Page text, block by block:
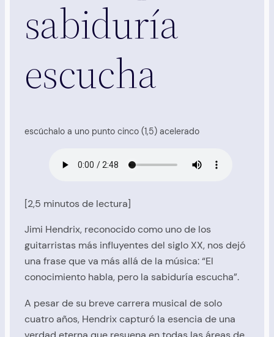
sabiduría
escucha
escúchalo a uno punto cinco (1,5) acelerado
[2,5 minutos de lectura]
Jimi Hendrix, reconocido como uno de los
guitarristas más influyentes del siglo XX, nos dejó
una frase que va más allá de la música: “El
conocimiento habla, pero la sabiduría escucha”.
A pesar de su breve carrera musical de solo
cuatro años, Hendrix capturó la esencia de una